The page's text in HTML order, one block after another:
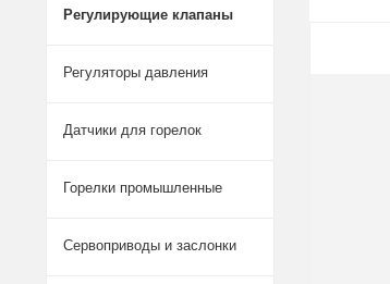
Регулирующие клапаны
Регуляторы давления
Датчики для горелок
Горелки промышленные
Сервоприводы и заслонки